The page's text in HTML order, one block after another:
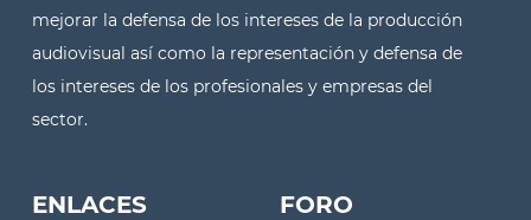
mejorar la defensa de los intereses de la producción
audiovisual así como la representación y defensa de
los intereses de los profesionales y empresas del
sector.
ENLACES FORO